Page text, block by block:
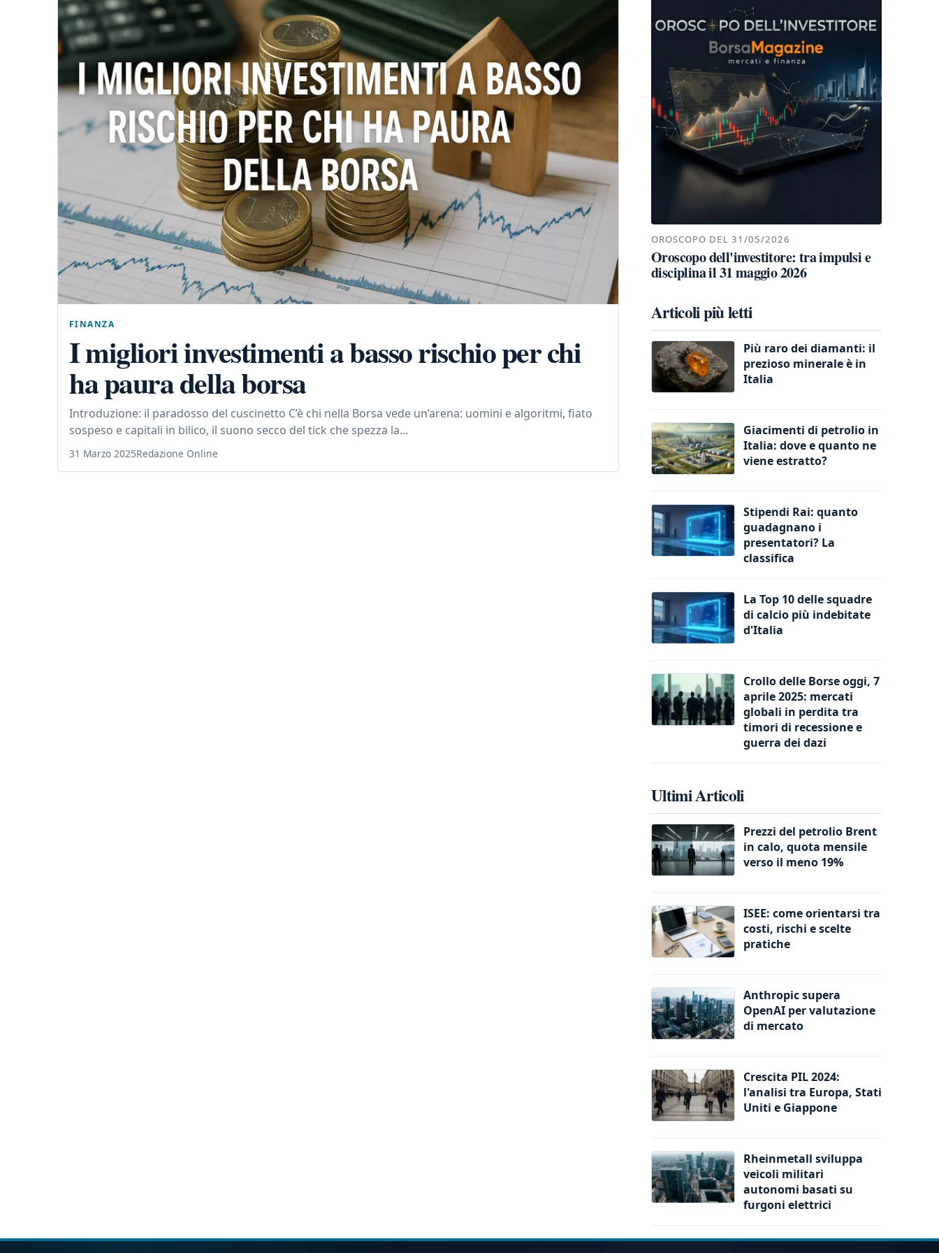
FINANZA
I migliori investimenti a basso rischio per chi
ha paura della borsa
Introduzione: il paradosso del cuscinetto C’è chi nella Borsa vede un’arena: uomini e algoritmi, fiato
sospeso e capitali in bilico, il suono secco del tick che spezza la...
31 Marzo 2025Redazione Online
OROSCOPO DEL 31/05/2026
Oroscopo dell'investitore: tra impulsi e
disciplina il 31 maggio 2026
Articoli più letti
Più raro dei diamanti: il
prezioso minerale è in
Italia
Giacimenti di petrolio in
Italia: dove e quanto ne
viene estratto?
Stipendi Rai: quanto
guadagnano i
presentatori? La
classifica
La Top 10 delle squadre
di calcio più indebitate
d'Italia
Crollo delle Borse oggi, 7
aprile 2025: mercati
globali in perdita tra
timori di recessione e
guerra dei dazi
Ultimi Articoli
Prezzi del petrolio Brent
in calo, quota mensile
verso il meno 19%
ISEE: come orientarsi tra
costi, rischi e scelte
pratiche
Anthropic supera
OpenAI per valutazione
di mercato
Crescita PIL 2024:
l'analisi tra Europa, Stati
Uniti e Giappone
Rheinmetall sviluppa
veicoli militari
autonomi basati su
furgoni elettrici